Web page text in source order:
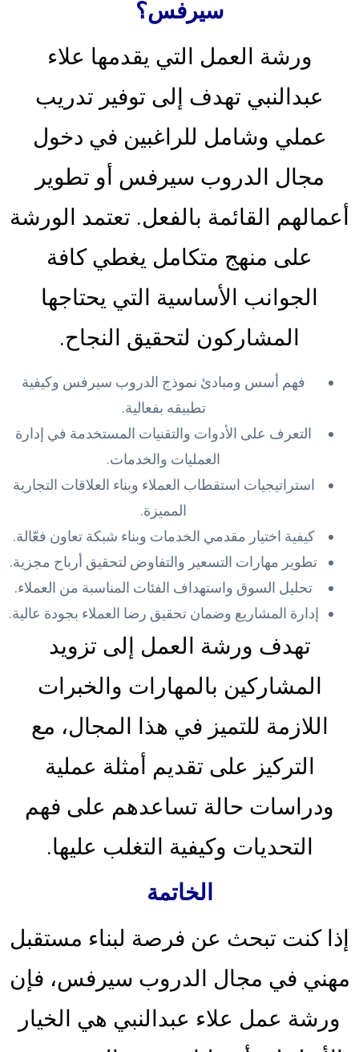
سيرفس؟
ورشة العمل التي يقدمها علاء
عبدالنبي تهدف إلى توفير تدريب
عملي وشامل للراغبين في دخول
مجال الدروب سيرفس أو تطوير
أعمالهم القائمة بالفعل. تعتمد الورشة
على منهج متكامل يغطي كافة
الجوانب الأساسية التي يحتاجها
المشاركون لتحقيق النجاح.
فهم أسس ومبادئ نموذج الدروب سيرفس وكيفية
تطبيقه بفعالية.
التعرف على الأدوات والتقنيات المستخدمة في إدارة
العمليات والخدمات.
استراتيجيات استقطاب العملاء وبناء العلاقات التجارية
المميزة.
كيفية اختيار مقدمي الخدمات وبناء شبكة تعاون فعّالة.
تطوير مهارات التسعير والتفاوض لتحقيق أرباح مجزية.
تحليل السوق واستهداف الفئات المناسبة من العملاء.
إدارة المشاريع وضمان تحقيق رضا العملاء بجودة عالية.
تهدف ورشة العمل إلى تزويد
المشاركين بالمهارات والخبرات
اللازمة للتميز في هذا المجال، مع
التركيز على تقديم أمثلة عملية
ودراسات حالة تساعدهم على فهم
التحديات وكيفية التغلب عليها.
الخاتمة
إذا كنت تبحث عن فرصة لبناء مستقبل
مهني في مجال الدروب سيرفس، فإن
ورشة عمل علاء عبدالنبي هي الخيار